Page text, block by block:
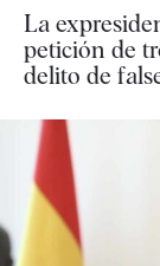
La
petición de
delito de